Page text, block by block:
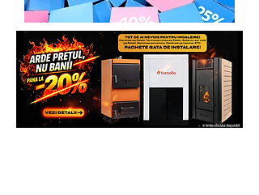
clientul va trebui sa expedieze
produsul Partenerului Service la adresa:
ITALIA STAR COM DUE - SERVICE
Adresa: Autostrada Bucuresti Pitesti km
13,2, Chiajna, Ilfov, Romania, C.P.
077040
Telefon: 0758.644.374/0755.090.519